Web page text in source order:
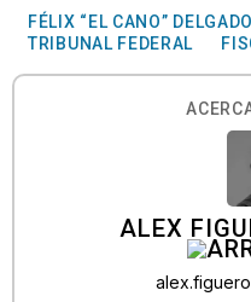
FÉLIX “EL CANO” DELGADO
TRIBUNAL FEDERAL
ALEX